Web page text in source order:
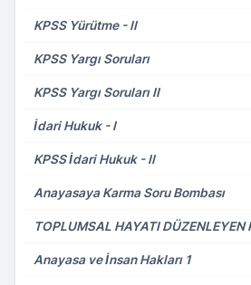
KPSS Yürütme - II
KPSS Yargı Soruları
KPSS Yargı Soruları II
İdari Hukuk - I
KPSS İdari Hukuk - II
Anayasaya Karma Soru Bombası
Anayasa ve İnsan Hakları 1